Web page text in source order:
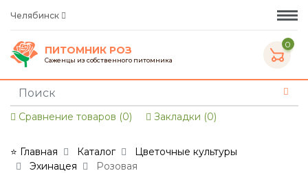
Челябинск
ПИТОМНИК РОЗ
Саженцы из собственного питомника
0
Сравнение товаров (0) Закладки (0)
⭐ Главная Каталог
Цветочные культуры
Эхинацея
Розовая